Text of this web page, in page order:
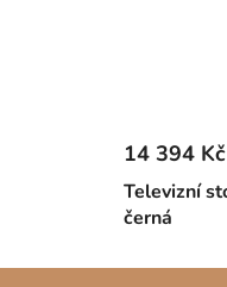
Televizní
černá
14 394 Kč